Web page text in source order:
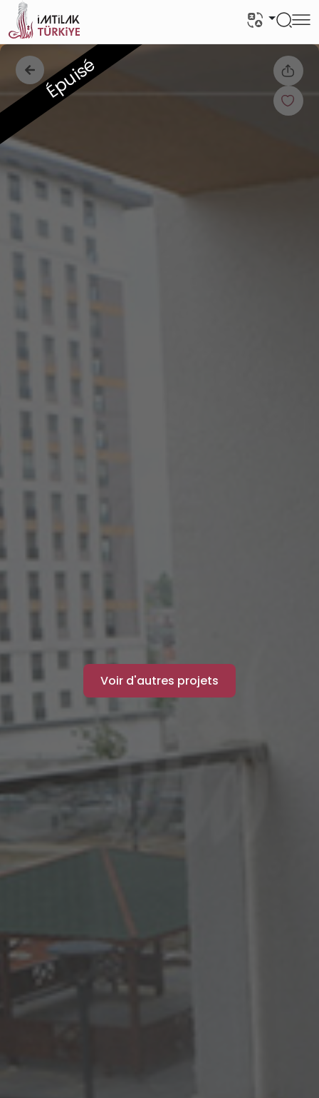
Épuisé
Voir d'autres projets